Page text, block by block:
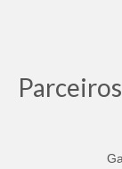
Parceiros